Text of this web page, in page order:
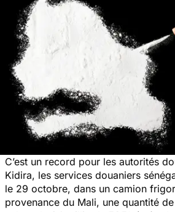
C’est un record pour les autorités
Kidira, les services douaniers
le 29 octobre, dans un camion
provenance du Mali, une quantité